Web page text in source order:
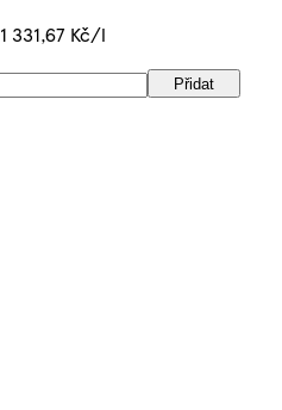
1 331,67 Kč/l
Přidat